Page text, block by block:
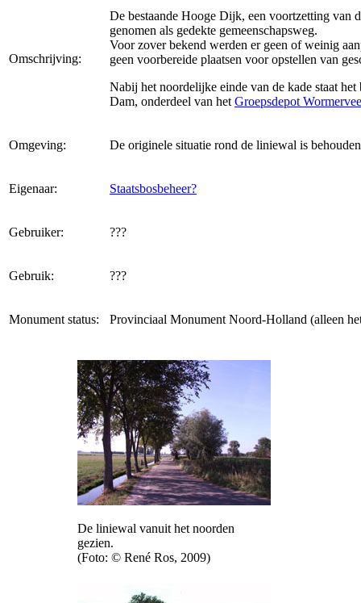
Omschrijving:
De bestaande Hooge Dijk, een voortzetting van
genomen als gedekte gemeenschapsweg.
Voor zover bekend werden er geen of weinig
geen voorbereide plaatsen voor opstellen van
Nabij het noordelijke einde van de kade staat
Dam, onderdeel van het Groepsdepot
Omgeving: De originele situatie rond de liniewal is
Eigenaar: Staatsbosbeheer?
Gebruiker: ???
Gebruik: ???
Monument status: Provinciaal Monument Noord-Holland (alleen
De liniewal vanuit het noorden
gezien.
(Foto: © René Ros, 2009)